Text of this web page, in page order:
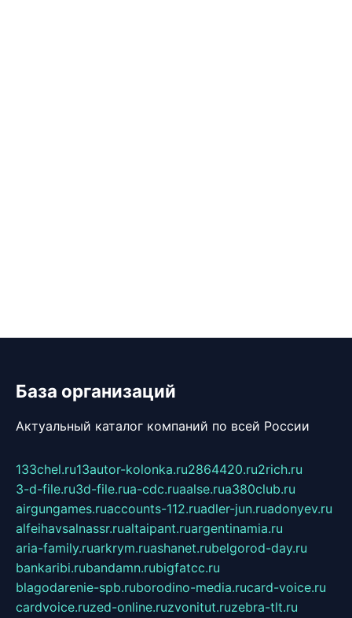
База организаций
Актуальный каталог компаний по всей России
133chel.ru13autor-kolonka.ru2864420.ru2rich.ru
3-d-file.ru3d-file.rua-cdc.ruaalse.rua380club.ru
airgungames.ruaccounts-112.ruadler-jun.ruadonyev.ru
alfeihavsalnassr.rualtaipant.ruargentinamia.ru
aria-family.ruarkrym.ruashanet.rubelgorod-day.ru
bankaribi.rubandamn.rubigfatcc.ru
blagodarenie-spb.ruborodino-media.rucard-voice.ru
cardvoice.ruzed-online.ruzvonitut.ruzebra-tlt.ru